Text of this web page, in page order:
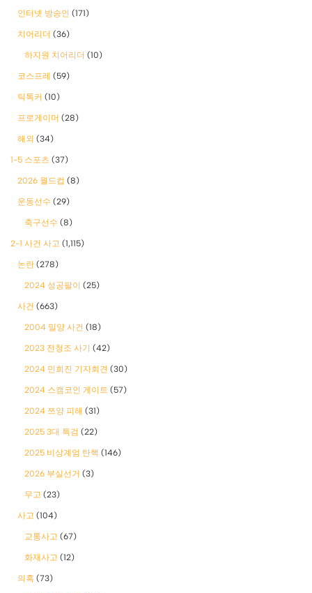
인터넷 방송인 (171)
치어리더 (36)
하지원 치어리더 (10)
코스프레 (59)
틱톡커 (10)
프로게이머 (28)
해외 (34)
1-5 스포츠 (37)
2026 월드컵 (8)
운동선수 (29)
축구선수 (8)
2-1 사건 사고 (1,115)
논란 (278)
2024 성공팔이 (25)
사건 (663)
2004 밀양 사건 (18)
2023 전청조 사기 (42)
2024 민희진 기자회견 (30)
2024 스캠코인 게이트 (57)
2024 쯔양 피해 (31)
2025 3대 특검 (22)
2025 비상계엄 탄핵 (146)
2026 부실선거 (3)
무고 (23)
사고 (104)
교통사고 (67)
화재사고 (12)
의혹 (73)